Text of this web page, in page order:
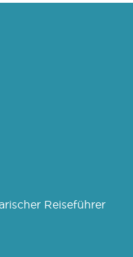
Reiseführer